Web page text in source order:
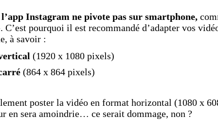
l’app Instagram ne pivote pas sur smartphone,
C’est pourquoi il est recommandé d’adapter vos
à savoir :
(1920 x 1080 pixels)
(864 x 864 pixels)
poster la vidéo en format horizontal (1080 x
en sera amoindrie… ce serait dommage, non ?